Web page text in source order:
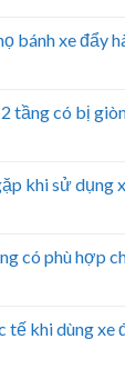
bánh xe đẩy
tầng có bị
khi sử dụng
có phù hợp
tế khi dùng xe